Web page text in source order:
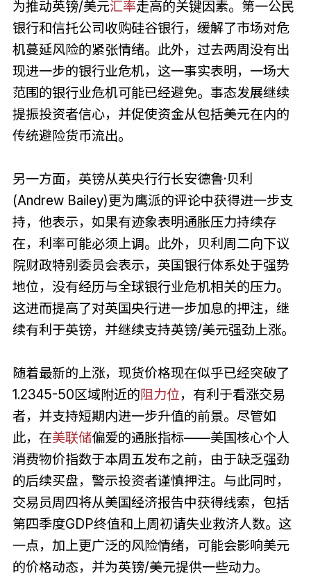
为推动英镑/美元汇率走高的关键因素。第一公民
银行和信托公司收购硅谷银行，缓解了市场对危
机蔓延风险的紧张情绪。此外，过去两周没有出
现进一步的银行业危机，这一事实表明，一场大
范围的银行业危机可能已经避免。事态发展继续
提振投资者信心，并促使资金从包括美元在内的
传统避险货币流出。
另一方面，英镑从英央行行长安德鲁·贝利
(Andrew Bailey)更为鹰派的评论中获得进一步支
持，他表示，如果有迹象表明通胀压力持续存
在，利率可能必须上调。此外，贝利周二向下议
院财政特别委员会表示，英国银行体系处于强势
地位，没有经历与全球银行业危机相关的压力。
这进而提高了对英国央行进一步加息的押注，继
续有利于英镑，并继续支持英镑/美元强劲上涨。
随着最新的上涨，现货价格现在似乎已经突破了
1.2345-50区域附近的阻力位，有利于看涨交易
者，并支持短期内进一步升值的前景。尽管如
此，在美联储偏爱的通胀指标——美国核心个人
消费物价指数于本周五发布之前，由于缺乏强劲
的后续买盘，警示投资者谨慎押注。与此同时，
交易员周四将从美国经济报告中获得线索，包括
第四季度GDP终值和上周初请失业救济人数。这
一点，加上更广泛的风险情绪，可能会影响美元
的价格动态，并为英镑/美元提供一些动力。